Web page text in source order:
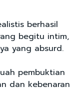
berhasil
begitu intim,
yang absurd.
pembuktian
dan kebenaran